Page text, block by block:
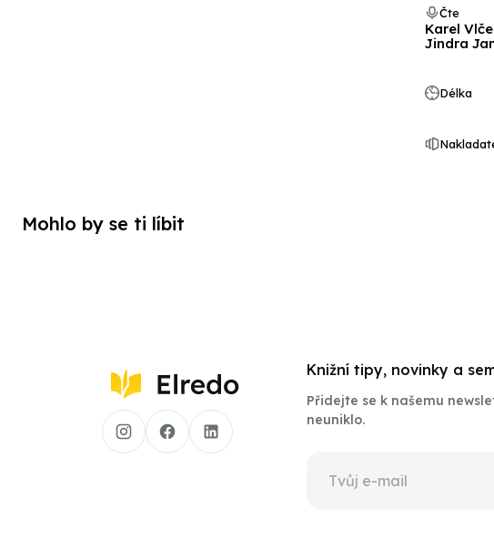
Čte
Karel
Jindra
Délka
Mohlo by se ti líbit
Knižní tipy, novinky a
Přidejte se k našemu
neuniklo.